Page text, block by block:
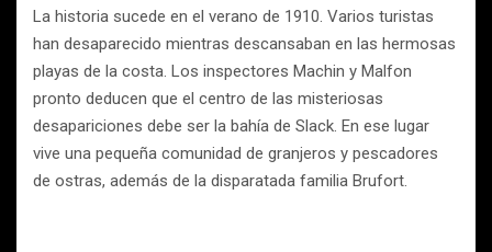
La historia sucede en el verano de 1910. Varios turistas
han desaparecido mientras descansaban en las hermosas
playas de la costa. Los inspectores Machin y Malfon
pronto deducen que el centro de las misteriosas
desapariciones debe ser la bahía de Slack. En ese lugar
vive una pequeña comunidad de granjeros y pescadores
de ostras, además de la disparatada familia Brufort.​